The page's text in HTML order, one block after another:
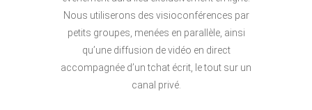
Nous utiliserons des visioconférences par
petits groupes, menées en parallèle, ainsi
qu’une diffusion de vidéo en direct
accompagnée d’un tchat écrit, le tout sur un
canal privé.